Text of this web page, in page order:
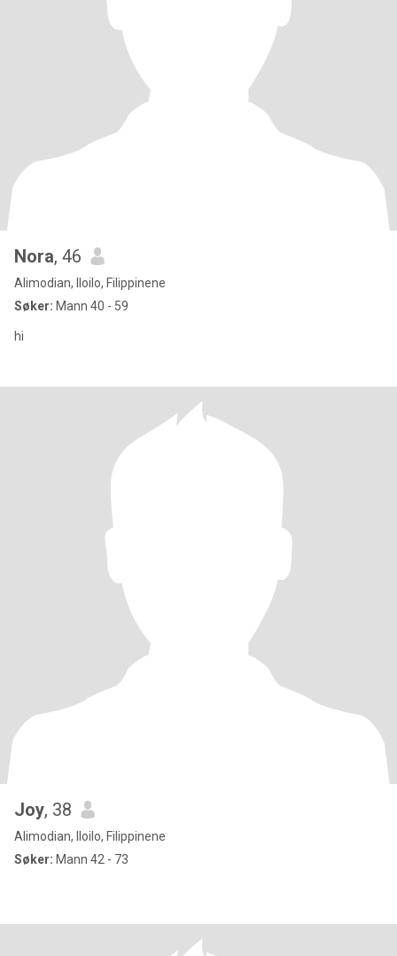
Nora, 46
Alimodian, Iloilo, Filippinene
Søker: Mann 40 - 59
hi
Joy, 38
Alimodian, Iloilo, Filippinene
Søker: Mann 42 - 73